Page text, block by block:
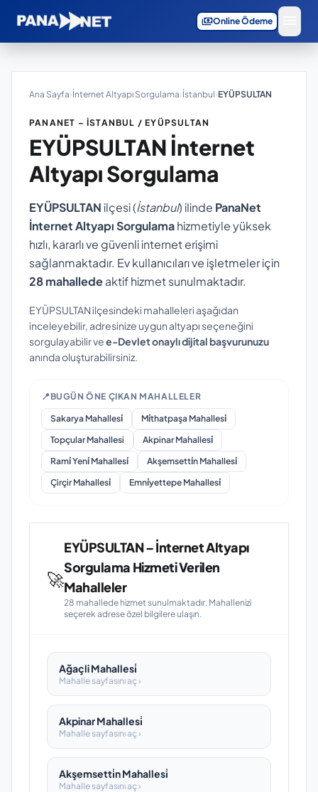
paymentsOnline Ödeme
Ana Sayfa›İnternet Altyapı Sorgulama›İstanbul›EYÜPSULTAN
PANANET – İSTANBUL / EYÜPSULTAN
EYÜPSULTAN İnternet
Altyapı Sorgulama
EYÜPSULTANilçesi (İstanbul) ilinde PanaNet
İnternet Altyapı Sorgulamahizmetiyle yüksek
hızlı, kararlı ve güvenli internet erişimi
sağlanmaktadır. Ev kullanıcıları ve işletmeler için
28 mahalledeaktif hizmet sunulmaktadır.
EYÜPSULTAN ilçesindeki mahalleleri aşağıdan
inceleyebilir, adresinize uygun altyapı seçeneğini
sorgulayabilir vee-Devlet onaylı dijital başvurunuzu
anında oluşturabilirsiniz.
📍 BUGÜN ÖNE ÇIKAN MAHALLELER
Sakarya Mahallesi̇
Mi̇thatpaşa Mahallesi̇
Topçular Mahallesi
Akpinar Mahallesi̇
Rami̇ Yeni̇ Mahallesi̇
Akşemsetti̇n Mahallesi̇
Çirçir Mahallesi̇
Emni̇yettepe Mahallesi̇
🚀
EYÜPSULTAN – İnternet Altyapı
Sorgulama Hizmeti Verilen
Mahalleler
28 mahallede hizmet sunulmaktadır. Mahallenizi
seçerek adrese özel bilgilere ulaşın.
Ağaçli Mahallesi̇
Mahalle sayfasını aç ›
Akpinar Mahallesi̇
Mahalle sayfasını aç ›
Akşemsetti̇n Mahallesi̇
Mahalle sayfasını aç ›